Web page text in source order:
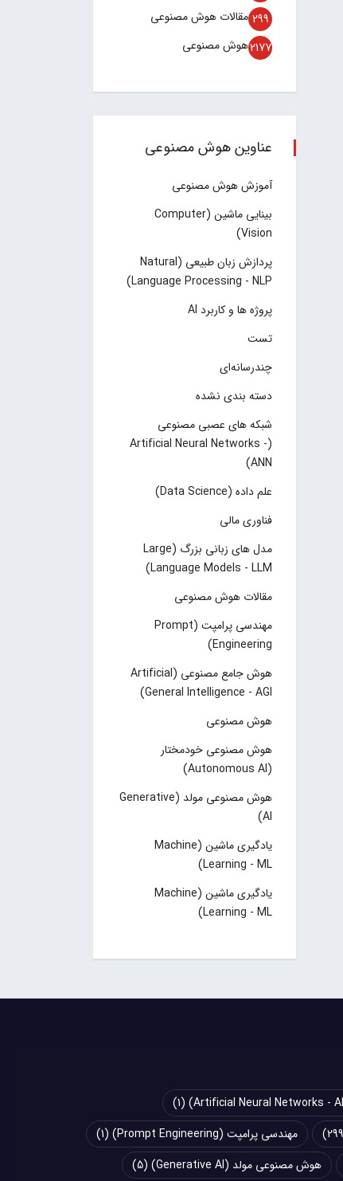
مقالات هوش مصنوعی 299
هوش مصنوعی2177
عناوین هوش مصنوعی
آموزش هوش مصنوعی
بینایی ماشین (Computer
Vision)
پردازش زبان طبیعی (Natural
Language Processing - NLP)
پروژه ها و کاربرد AI
تست
چند‌‌رسانه‌ای
دسته بندی نشده
شبکه های عصبی مصنوعی
(Artificial Neural Networks -
ANN)
علم داده (Data Science)
فناوری مالی
مدل های زبانی بزرگ (Large
Language Models - LLM)
مقالات هوش مصنوعی
مهندسی پرامپت (Prompt
Engineering)
هوش جامع مصنوعی (Artificial
General Intelligence - AGI)
هوش مصنوعی
هوش مصنوعی خودمختار
(Autonomous AI)
هوش مصنوعی مولد (Generative
AI)
یادگیری ماشین (Machine
Learning - ML)
یادگیری ماشین (Machine
Learning - ML)
(1)
مهندسی پرامپت (Prompt Engineering)
(1)
هوش مصنوعی مولد (Generative AI) (5)